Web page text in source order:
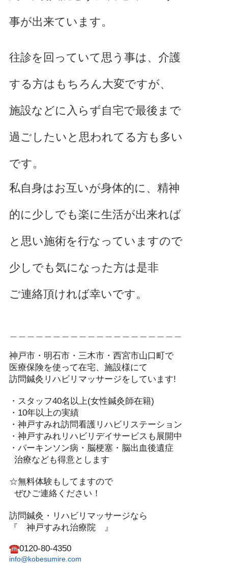
事が出来ています。
往診を回っていて思う事は、介護
する方はもちろん大変ですが、
施設などに入らず自宅で最後まで
過ごしたいと思われてる方も多い
です。
私自身はお互いが身体的に、精神
的に少しでも楽に生活が出来れば
と思い施術を行なっていますので
少しでも気になった方は是非
ご連絡頂ければ幸いです。
神戸市・明石市・三木市・西宮市山口町で
医療保険を使って在宅、施設様にて
訪問鍼灸リハビリマッサージをしています!️
・スタッフ40名以上(女性鍼灸師在籍)
・10年以上の実績
・神戸すみれ訪問看護リハビリステーション
・神戸すみれリハビリデイサービスも展開中
・パーキンソン病・脳梗塞・脳出血後遺症
治療なども得意とします
☆無料体験もしてますので
ぜひご連絡ください！️
訪問鍼灸・リハビリマッサージなら
『 神戸すみれ治療院 』
0120-80-4350
info@kobesumire.com